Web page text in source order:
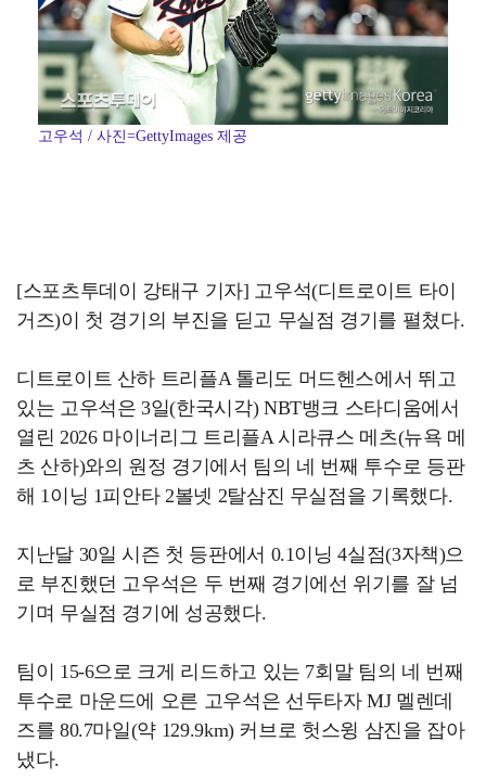
고우석 / 사진=GettyImages 제공
[스포츠투데이 강태구 기자] 고우석(디트로이트 타이
거즈)이 첫 경기의 부진을 딛고 무실점 경기를 펼쳤다.
디트로이트 산하 트리플A 톨리도 머드헨스에서 뛰고
있는 고우석은 3일(한국시각) NBT뱅크 스타디움에서
열린 2026 마이너리그 트리플A 시라큐스 메츠(뉴욕 메
츠 산하)와의 원정 경기에서 팀의 네 번째 투수로 등판
해 1이닝 1피안타 2볼넷 2탈삼진 무실점을 기록했다.
지난달 30일 시즌 첫 등판에서 0.1이닝 4실점(3자책)으
로 부진했던 고우석은 두 번째 경기에선 위기를 잘 넘
기며 무실점 경기에 성공했다.
팀이 15-6으로 크게 리드하고 있는 7회말 팀의 네 번째
투수로 마운드에 오른 고우석은 선두타자 MJ 멜렌데
즈를 80.7마일(약 129.9km) 커브로 헛스윙 삼진을 잡아
냈다.